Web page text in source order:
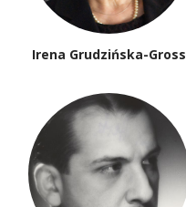
Irena Grudzińska-Gross